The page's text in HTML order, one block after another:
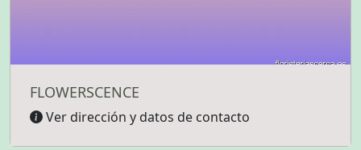
FLOWERSCENCE
Ver dirección y datos de contacto